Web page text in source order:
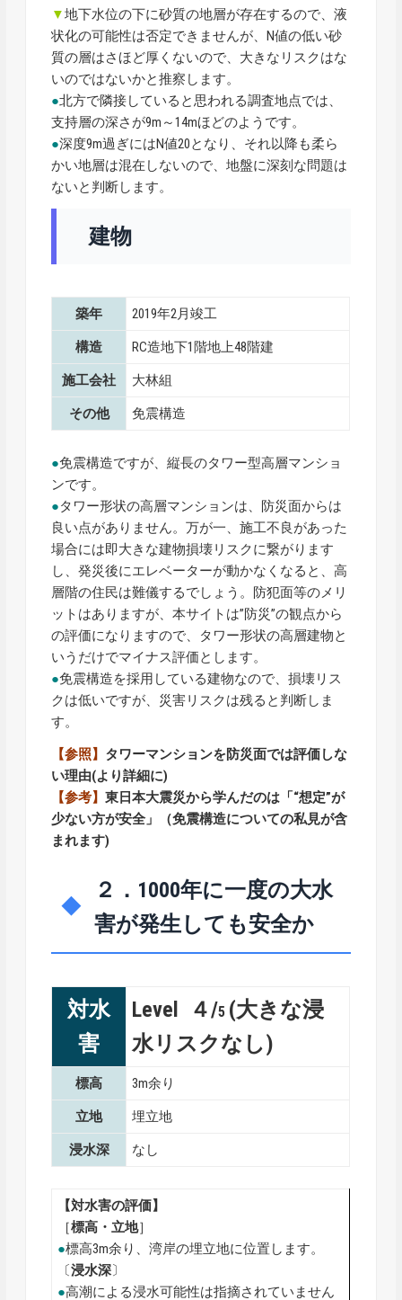
▼地下水位の下に砂質の地層が存在するので、液
状化の可能性は否定できませんが、N値の低い砂
質の層はさほど厚くないので、大きなリスクはな
いのではないかと推察します。
●北方で隣接していると思われる調査地点では、
支持層の深さが9m～14mほどのようです。
●深度9m過ぎにはN値20となり、それ以降も柔ら
かい地層は混在しないので、地盤に深刻な問題は
ないと判断します。
建物
築年 2019年2月竣工
構造 RC造地下1階地上48階建
施工会社 大林組
その他 免震構造
●免震構造ですが、縦長のタワー型高層マンショ
ンです。
●タワー形状の高層マンションは、防災面からは
良い点がありません。万が一、施工不良があった
場合には即大きな建物損壊リスクに繋がります
し、発災後にエレベーターが動かなくなると、高
層階の住民は難儀するでしょう。防犯面等のメリ
ットはありますが、本サイトは”防災”の観点から
の評価になりますので、タワー形状の高層建物と
いうだけでマイナス評価とします。
●免震構造を採用している建物なので、損壊リス
クは低いですが、災害リスクは残ると判断しま
す。
【参照】 タワーマンションを防災面では評価しな
い理由(より詳細に)
【参考】東日本大震災から学んだのは「“想定”が
少ない方が安全」（免震構造についての私見が含
まれます)
２．1000年に一度の大水
害が発生しても安全か
対水
害
Level ４/5 (大きな浸
水リスクなし)
標高 3m余り
立地 埋立地
浸水深 なし
【対水害の評価】
［標高・立地］
●標高3m余り、湾岸の埋立地に位置します。
〔浸水深〕
●高潮による浸水可能性は指摘されていません